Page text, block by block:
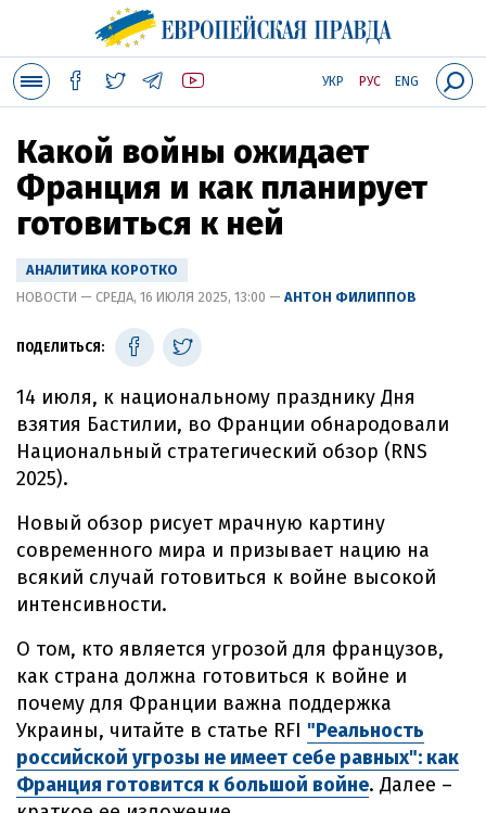
УКР РУС ENG
Какой войны ожидает
Франция и как планирует
готовиться к ней
АНАЛИТИКА КОРОТКО
НОВОСТИ — СРЕДА, 16 ИЮЛЯ 2025, 13:00 — АНТОН ФИЛИППОВ
ПОДЕЛИТЬСЯ:
14 июля, к национальному празднику Дня
взятия Бастилии, во Франции обнародовали
Национальный стратегический обзор (RNS
2025).
Новый обзор рисует мрачную картину
современного мира и призывает нацию на
всякий случай готовиться к войне высокой
интенсивности.
О том, кто является угрозой для французов,
как страна должна готовиться к войне и
почему для Франции важна поддержка
Украины, читайте в статье RFI "Реальность
российской угрозы не имеет себе равных": как
Франция готовится к большой войне. Далее –